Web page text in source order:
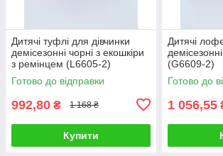
Дитячі туфлі для дівчинки
демісезонні чорні з екошкіри
з ремінцем (L6605-2)
Готово до відправки
992,80 ₴ 1 168 ₴
Купити
Дитячі
(G6609-2)
Готово до
1 056,55